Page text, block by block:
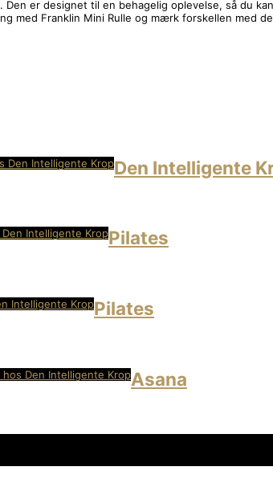
er designet til en behagelig oplevelse, så du
Franklin Mini Rulle og mærk forskellen med
Den Intelligente KropDen Intelligente
Den Intelligente KropPilates
Intelligente KropPilates
hos Den Intelligente KropAsana